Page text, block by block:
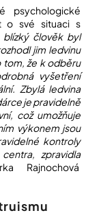
psychologické
o své situaci s
člověk byl
jim ledvinu
tom, že k odběru
vyšetření
Zbylá ledvina
je pravidelně
což umožňuje
výkonem jsou
kontroly
zpravidla
Rajnochová